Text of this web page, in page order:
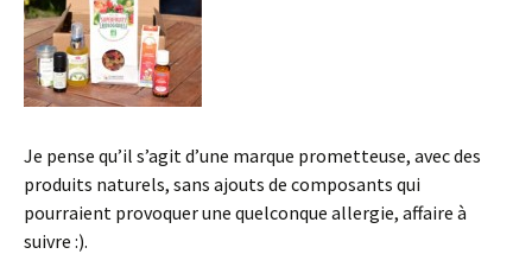
Je pense qu’il s’agit d’une marque prometteuse, avec des
produits naturels, sans ajouts de composants qui
pourraient provoquer une quelconque allergie, affaire à
suivre :).